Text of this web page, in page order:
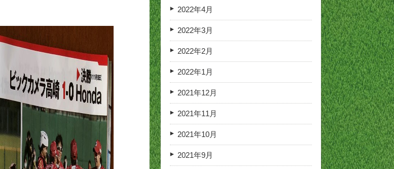
2022年4月
2022年3月
2022年2月
2022年1月
2021年12月
2021年11月
2021年10月
2021年9月